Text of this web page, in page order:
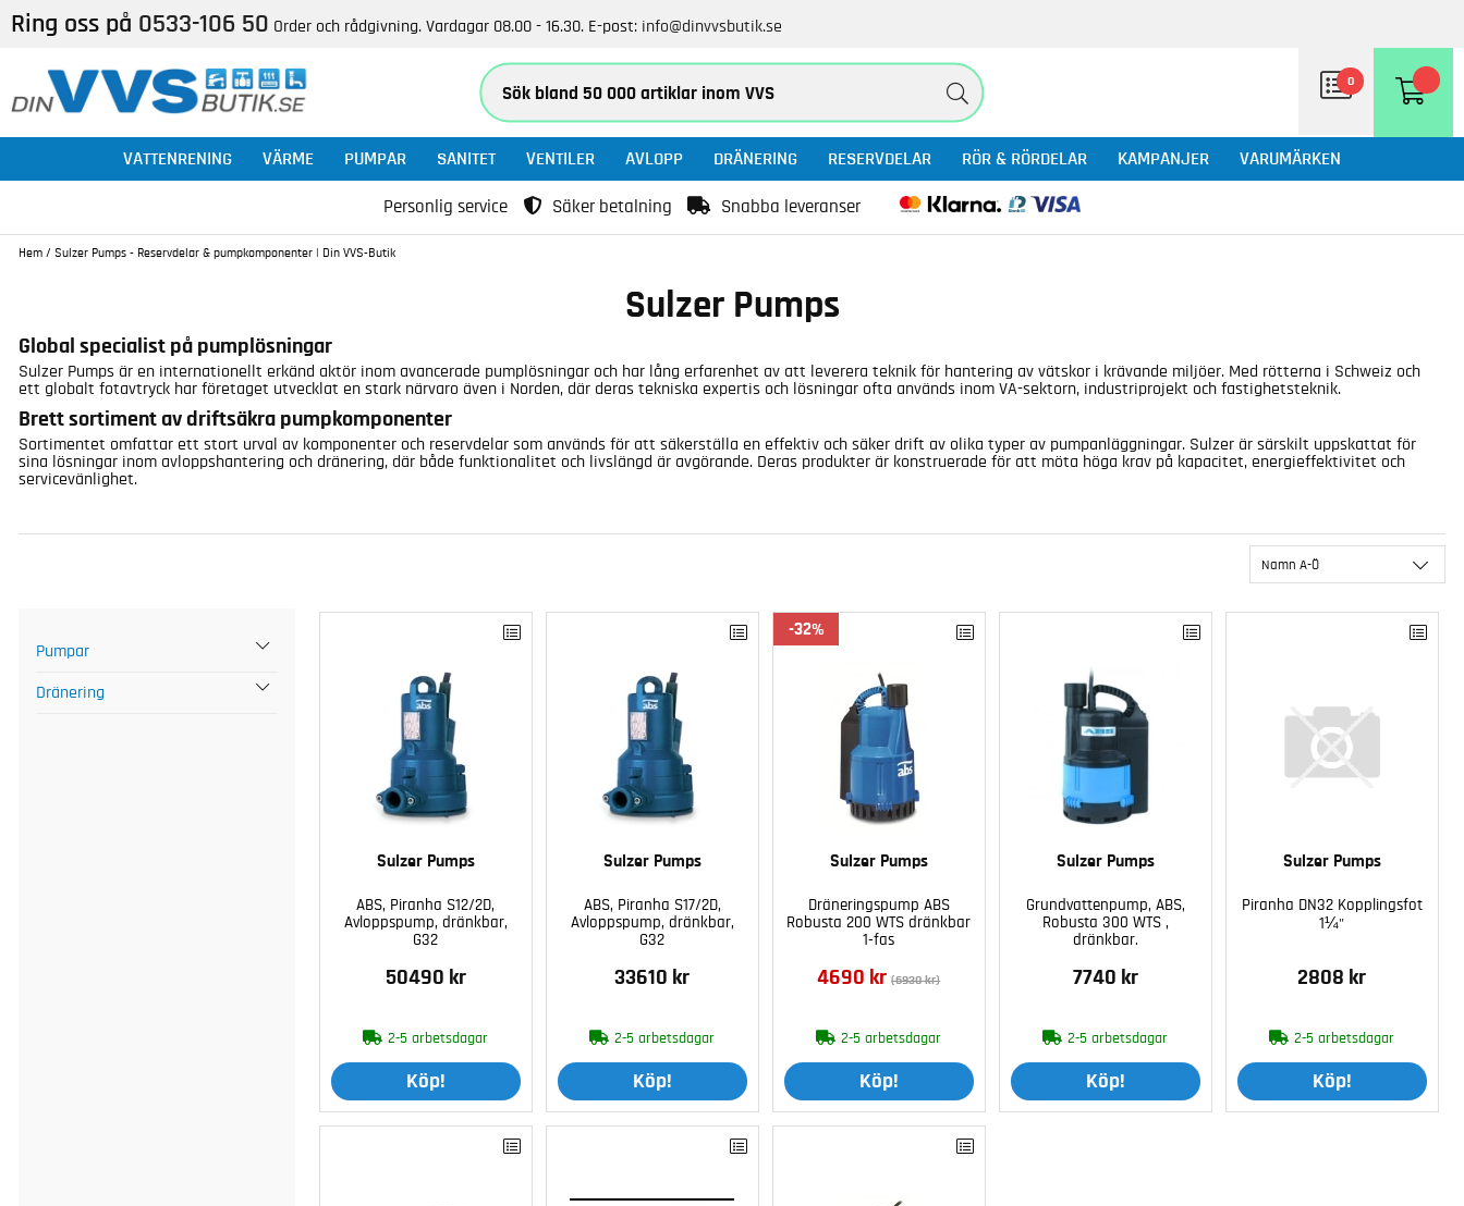
Ring oss på 0533-106 50 Order och rådgivning. Vardagar 08.00 - 16.30. E-post: info@dinvvsbutik.se
0
VATTENRENING VÄRME PUMPAR SANITET VENTILER AVLOPP DRÄNERING RESERVDELAR RÖR & RÖRDELAR KAMPANJER VARUMÄRKEN
Personlig service Säker betalning Snabba leveranser
Hem / Sulzer Pumps - Reservdelar & pumpkomponenter | Din VVS-Butik
Sulzer Pumps
Global specialist på pumplösningar
Sulzer Pumps är en internationellt erkänd aktör inom avancerade pumplösningar och har lång erfarenhet av att leverera teknik för hantering av vätskor i krävande miljöer. Med rötterna i Schweiz och
ett globalt fotavtryck har företaget utvecklat en stark närvaro även i Norden, där deras tekniska expertis och lösningar ofta används inom VA-sektorn, industriprojekt och fastighetsteknik.
Brett sortiment av driftsäkra pumpkomponenter
Sortimentet omfattar ett stort urval av komponenter och reservdelar som används för att säkerställa en effektiv och säker drift av olika typer av pumpanläggningar. Sulzer är särskilt uppskattat för
sina lösningar inom avloppshantering och dränering, där både funktionalitet och livslängd är avgörande. Deras produkter är konstruerade för att möta höga krav på kapacitet, energieffektivitet och
servicevänlighet.
Namn A-Ö
Pumpar
Dränering
Sulzer Pumps
ABS, Piranha S12/2D,
Avloppspump, dränkbar,
G32
50490 kr
2-5 arbetsdagar
Köp!
Sulzer Pumps
ABS, Piranha S17/2D,
Avloppspump, dränkbar,
G32
33610 kr
2-5 arbetsdagar
Köp!
32
Sulzer Pumps
Dräneringspump ABS
Robusta 200 WTS dränkbar
1-fas
4690 kr (6930 kr)
2-5 arbetsdagar
Köp!
Sulzer Pumps
Grundvattenpump, ABS,
Robusta 300 WTS ,
dränkbar.
7740 kr
2-5 arbetsdagar
Köp!
Sulzer Pumps
Piranha DN32 Kopplingsfot
1¼"
2808 kr
2-5 arbetsdagar
Köp!